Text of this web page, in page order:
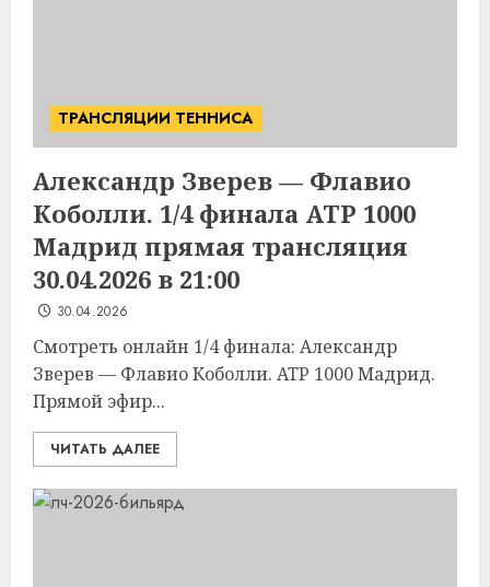
ТРАНСЛЯЦИИ ТЕННИСА
Александр Зверев — Флавио
Коболли. 1/4 финала ATP 1000
Мадрид прямая трансляция
30.04.2026 в 21:00
30.04.2026
Смотреть онлайн 1/4 финала: Александр
Зверев — Флавио Коболли. ATP 1000 Мадрид.
Прямой эфир...
ЧИТАТЬ ДАЛЕЕ